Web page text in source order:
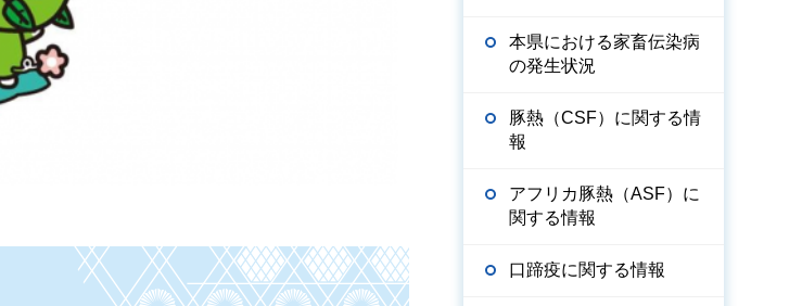
本県における家畜伝染病
の発生状況
豚熱（CSF）に関する情
報
アフリカ豚熱（ASF）に
関する情報
口蹄疫に関する情報